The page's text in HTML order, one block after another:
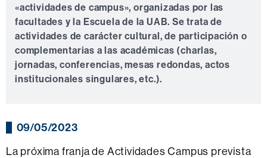
«actividades de campus», organizadas por las
facultades y la Escuela de la UAB. Se trata de
actividades de carácter cultural, de participación o
complementarias a las académicas (charlas,
jornadas, conferencias, mesas redondas, actos
institucionales singulares, etc.).
09/05/2023
La próxima franja de Actividades Campus prevista